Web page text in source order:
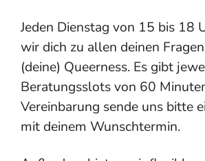
Jeden Dienstag von 15 bis 18
wir dich zu allen deinen
(deine) Queerness. Es gibt
Beratungsslots von 60
Vereinbarung sende uns bitte
mit deinem Wunschtermin.